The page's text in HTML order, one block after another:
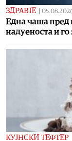
ЗДРАВЈЕ |
Една чаша пред
надуеноста и
КУЈНСКИ ТЕФТЕР